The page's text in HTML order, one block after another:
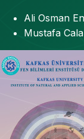
Ali Osman
Mustafa